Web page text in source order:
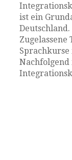
ist ein
Nachfolgend